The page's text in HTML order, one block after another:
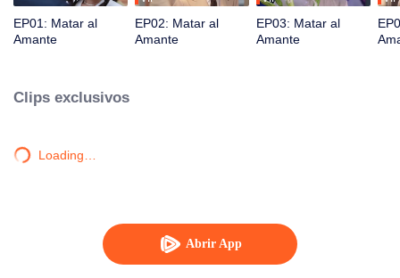
Abrir App
EP01: Matar al
Amante
EP02: Matar al
Amante
EP03: Matar al
Amante
Clips exclusivos
Loading…